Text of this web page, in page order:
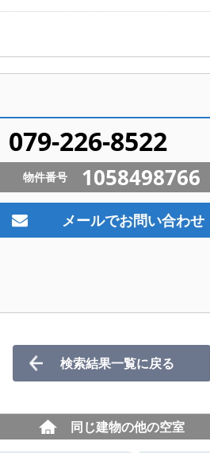
079-226-8522
物件番号 1058498766
メールでお問い合わせ
検索結果一覧に戻る
同じ建物の他の空室